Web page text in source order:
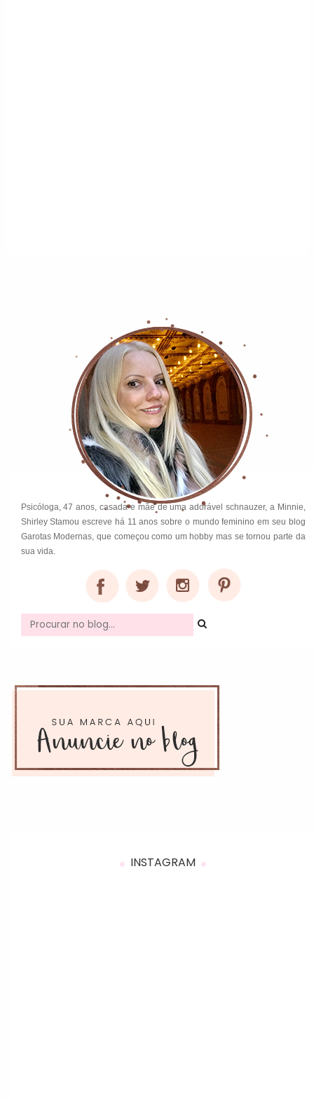
Psicóloga, 47 anos, casada e mãe de uma adorável schnauzer, a Minnie,
Shirley Stamou escreve há 11 anos sobre o mundo feminino em seu blog
Garotas Modernas, que começou como um hobby mas se tornou parte da
sua vida.
INSTAGRAM